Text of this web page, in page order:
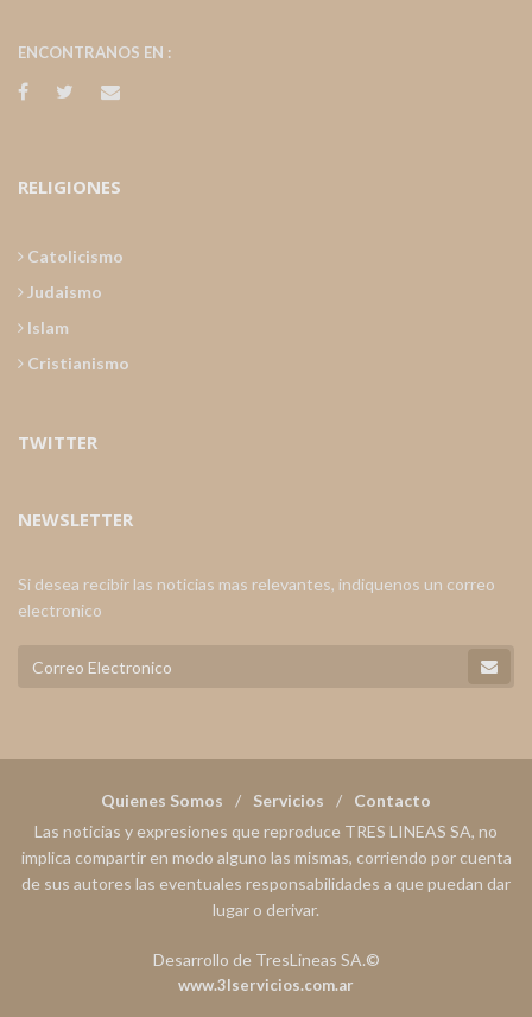
ENCONTRANOS EN :
RELIGIONES
Catolicismo
Judaismo
Islam
Cristianismo
TWITTER
NEWSLETTER
Si desea recibir las noticias mas relevantes, indiquenos un correo
electronico
Quienes Somos Servicios
Contacto
Las noticias y expresiones que reproduce TRES LINEAS SA, no
implica compartir en modo alguno las mismas, corriendo por cuenta
de sus autores las eventuales responsabilidades a que puedan dar
lugar o derivar.
Desarrollo de TresLineas SA.©
www.3lservicios.com.ar